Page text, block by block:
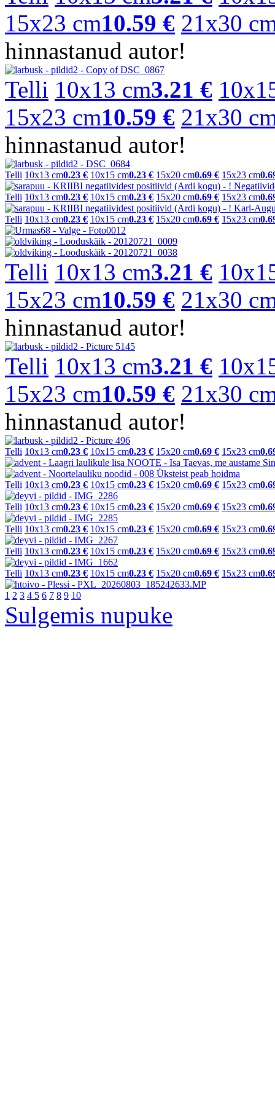
15x23 cm10.59 € 21x30
hinnastanud autor!
Telli 10x13 cm3.21 €
15x23 cm10.59 € 21x30
hinnastanud autor!
Telli 10x13 cm0.23 € 10x15 cm0.23 € 15x20 cm0.69 € 15x23 cm
Telli 10x13 cm0.23 € 10x15 cm0.23 € 15x20 cm0.69 € 15x23 cm
Telli 10x13 cm0.23 € 10x15 cm0.23 € 15x20 cm0.69 € 15x23 cm
Telli 10x13 cm3.21 €
15x23 cm10.59 € 21x30
hinnastanud autor!
Telli 10x13 cm3.21 €
15x23 cm10.59 € 21x30
hinnastanud autor!
Telli 10x13 cm0.23 € 10x15 cm0.23 € 15x20 cm0.69 € 15x23 cm
Telli 10x13 cm0.23 € 10x15 cm0.23 € 15x20 cm0.69 € 15x23 cm
Telli 10x13 cm0.23 € 10x15 cm0.23 € 15x20 cm0.69 € 15x23 cm
Telli 10x13 cm0.23 € 10x15 cm0.23 € 15x20 cm0.69 € 15x23 cm
Telli 10x13 cm0.23 € 10x15 cm0.23 € 15x20 cm0.69 € 15x23 cm
Telli 10x13 cm0.23 € 10x15 cm0.23 € 15x20 cm0.69 € 15x23 cm
1 2 3 4 5 6 7 8 9 10
Sulgemis nupuke